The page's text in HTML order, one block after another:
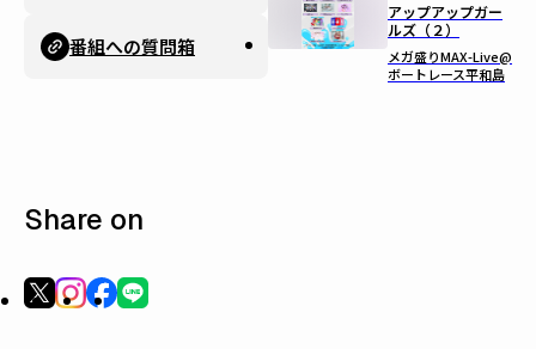
番組への質問箱
Share on
アップアップガー
ルズ（２）
メガ盛りMAX-Live@
ボートレース平和島